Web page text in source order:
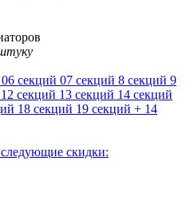
06 секций 07 секций 8 секций 9
12 секций 13 секций 14 секций
18 секций 19 секций + 14
скидки: